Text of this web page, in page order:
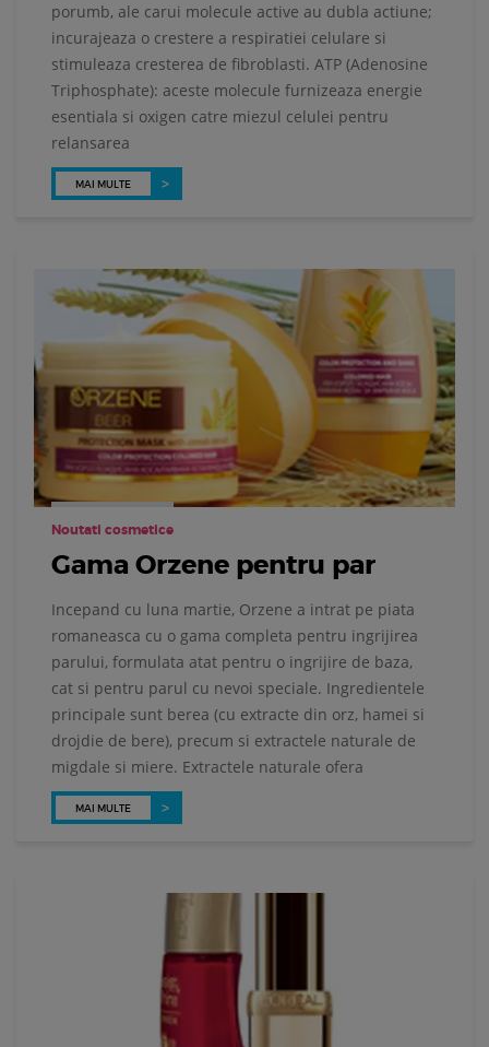
porumb, ale carui molecule active au dubla actiune;
incurajeaza o crestere a respiratiei celulare si
stimuleaza cresterea de fibroblasti. ATP (Adenosine
Triphosphate): aceste molecule furnizeaza energie
esentiala si oxigen catre miezul celulei pentru
relansarea
MAI MULTE
Noutati cosmetice
Gama Orzene pentru par
Incepand cu luna martie, Orzene a intrat pe piata
romaneasca cu o gama completa pentru ingrijirea
parului, formulata atat pentru o ingrijire de baza,
cat si pentru parul cu nevoi speciale. Ingredientele
principale sunt berea (cu extracte din orz, hamei si
drojdie de bere), precum si extractele naturale de
migdale si miere. Extractele naturale ofera
MAI MULTE